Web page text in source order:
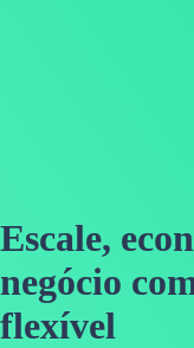
Escale,
negócio
flexível